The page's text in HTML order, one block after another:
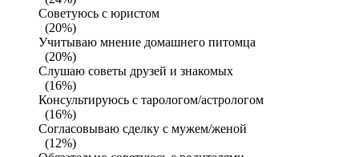
Советуюсь с юристом
(20%)
Учитываю мнение домашнего питомца
(20%)
Слушаю советы друзей и знакомых
(16%)
Консультируюсь с тарологом/астрологом
(16%)
Согласовываю сделку с мужем/женой
(12%)